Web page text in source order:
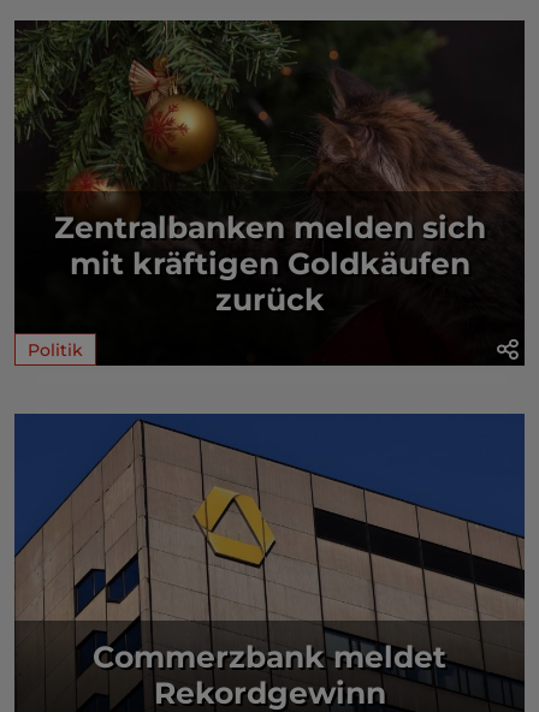
Zentralbanken melden sich
mit kräftigen Goldkäufen
zurück
Politik
Commerzbank meldet
Rekordgewinn